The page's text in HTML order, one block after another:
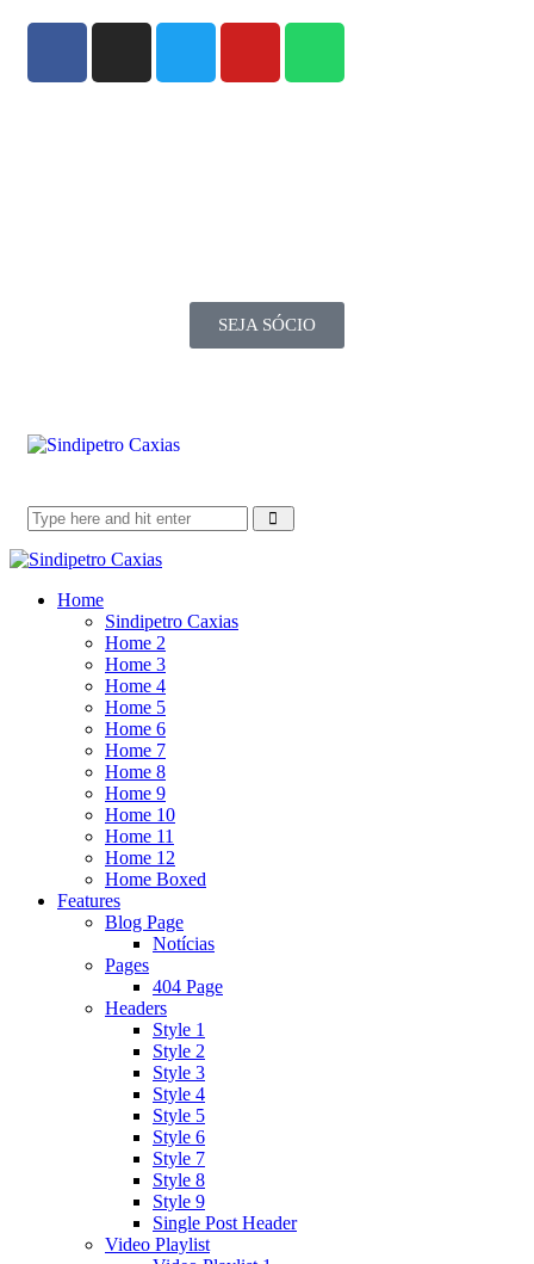
SEJA SÓCIO
Home
Sindipetro Caxias
Home 2
Home 3
Home 4
Home 5
Home 6
Home 7
Home 8
Home 9
Home 10
Home 11
Home 12
Home Boxed
Features
Blog Page
Notícias
Pages
404 Page
Headers
Style 1
Style 2
Style 3
Style 4
Style 5
Style 6
Style 7
Style 8
Style 9
Single Post Header
Video Playlist